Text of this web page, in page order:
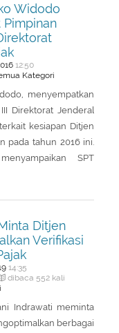
Widodo
Pimpinan
12:50
Kategori
menyempatkan
Direktorat Jenderal
kesiapan Ditjen
pada tahun 2016 ini.
SPT
Ditjen
Verifikasi
14:35
dibaca 552 kali
Indrawati meminta
berbagai